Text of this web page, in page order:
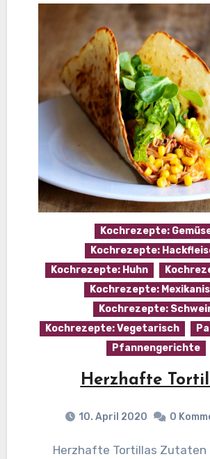
Kochrezepte:
Kochrezepte:
Kochrezepte: Huhn
Kochrezepte:
Kochrezepte:
Kochrezepte: Vegetarisch
Pfannengerichte
Herzhafte
10. April 2020 0
Herzhafte Tortillas Zutaten (für ca. 6